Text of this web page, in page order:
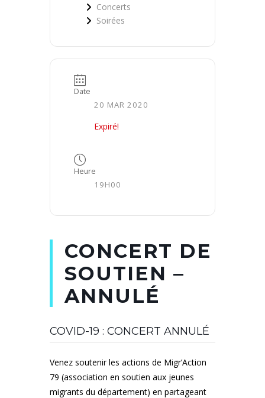
Concerts
Soirées
Date
20 MAR 2020
Expiré!
Heure
19H00
CONCERT DE
SOUTIEN –
ANNULÉ
COVID-19 : CONCERT ANNULÉ
Venez soutenir les actions de Migr’Action
79 (association en soutien aux jeunes
migrants du département) en partageant